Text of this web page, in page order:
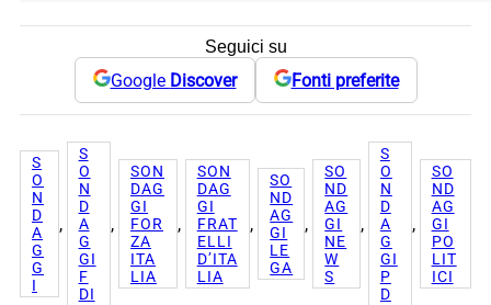
Seguici su
Google Discover Fonti preferite
S
O
N
D
A
G
G
I
,
S
O
N
D
A
G
GI
F
DI
,
SON
DAG
GI
FOR
ZA
ITA
LIA
,
SON
DAG
GI
FRAT
ELLI
D’ITA
LIA
,
SO
ND
AG
GI
LE
GA
,
SO
ND
AG
GI
NE
W
S
,
S
O
N
D
A
G
GI
P
D
,
SO
ND
AG
GI
PO
LIT
ICI